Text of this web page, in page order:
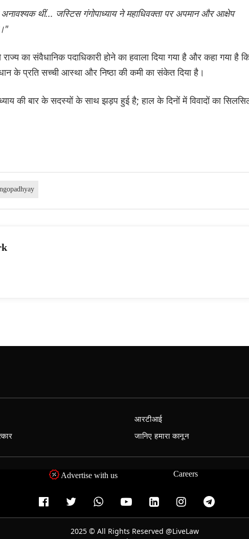
थीं... जस्टिस गंगोपाध्याय ने महाधिवक्ता पर अपमान और आक्षेप
का संवैधानिक पदाधिकारी होने का हवाला दिया गया है और कहा गया है
के प्रति सच्ची आस्था और निष्ठा की कमी का संकेत दिया है।
की बार के सदस्यों के साथ झड़प हुई है; हाल के दिनों में विवादों का
आरटीआई
जानिए हमारा कानून
Advertise with us Careers
2025 © All Rights Reserved @LiveLaw